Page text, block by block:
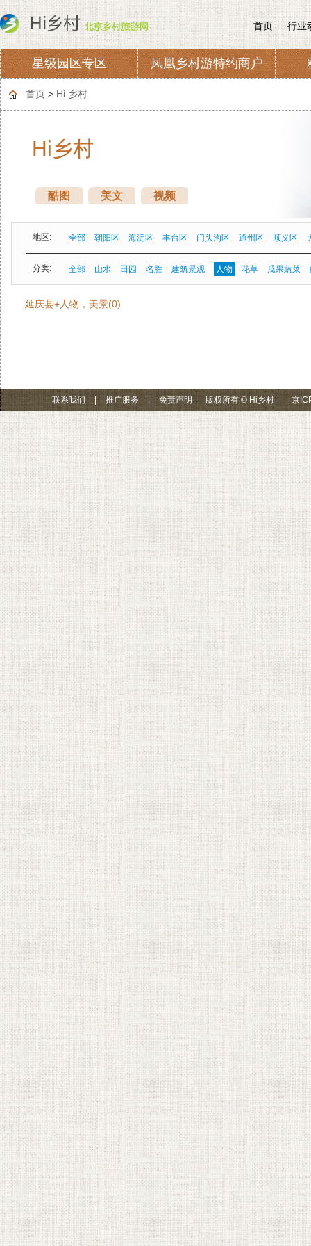
首页 行业
星级园区专区 凤凰乡村游特约商户
协会章程
首页 > Hi 乡村
Hi乡村
酷图 美文 视频
地区: 全部 朝阳区 海淀区 丰台区 门头沟区 通州区 顺义区
分类: 全部 山水 田园 名胜 建筑景观 人物 花草 瓜果蔬菜
延庆县+人物，美景(0)
联系我们 | 推广服务 免责声明 版权所有 © Hi乡村 京